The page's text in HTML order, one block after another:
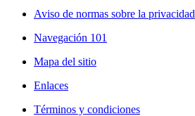
Aviso de normas sobre la privacidad
Navegación 101
Mapa del sitio
Enlaces
Términos y condiciones